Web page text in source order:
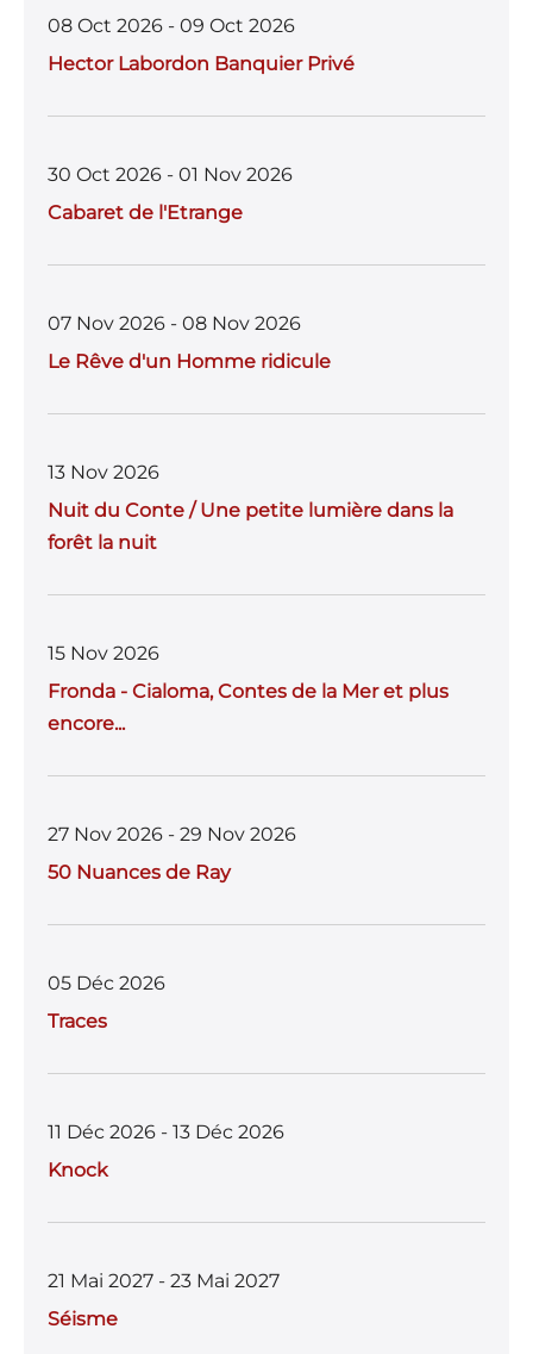
08 Oct 2026 - 09 Oct 2026
Hector Labordon Banquier Privé
30 Oct 2026 - 01 Nov 2026
Cabaret de l'Etrange
07 Nov 2026 - 08 Nov 2026
Le Rêve d'un Homme ridicule
13 Nov 2026
Nuit du Conte / Une petite lumière dans la
forêt la nuit
15 Nov 2026
Fronda - Cialoma, Contes de la Mer et plus
encore...
27 Nov 2026 - 29 Nov 2026
50 Nuances de Ray
05 Déc 2026
Traces
11 Déc 2026 - 13 Déc 2026
Knock
21 Mai 2027 - 23 Mai 2027
Séisme